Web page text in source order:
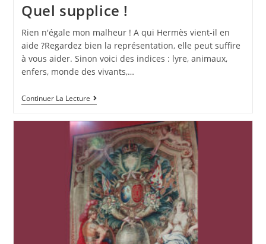
Quel supplice !
Rien n'égale mon malheur ! A qui Hermès vient-il en
aide ?Regardez bien la représentation, elle peut suffire
à vous aider. Sinon voici des indices : lyre, animaux,
enfers, monde des vivants,…
Continuer La Lecture